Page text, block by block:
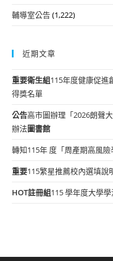
輔導室公告(1,222)
近期文章
重要衛生組115年度健康促進
得獎名單
公告高市圖辦理「2026朗聲
辦法圖書館
轉知115年 度「周產期高風險
重要115繁星推薦校內選填說
HOT註冊組115 學年度大學